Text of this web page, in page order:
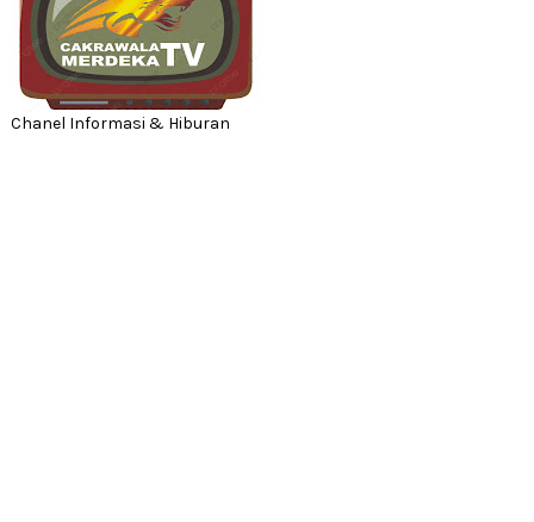
Chanel Informasi & Hiburan